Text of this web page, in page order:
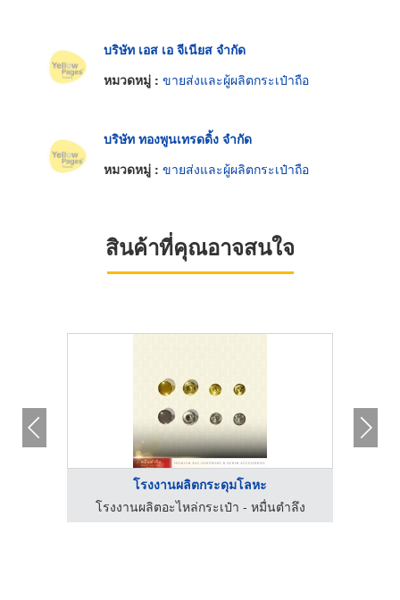
บริษัท เอส เอ จีเนียส จำกัด
หมวดหมู่ : ขายส่งและผู้ผลิตกระเป๋าถือ
บริษัท ทองพูนเทรดดิ้ง จำกัด
หมวดหมู่ : ขายส่งและผู้ผลิตกระเป๋าถือ
สินค้าที่คุณอาจสนใจ
โรงงานผลิตกระดุมโลหะ
โรงงานผลิตอะไหล่กระเป๋า - หมื่นตำลึง